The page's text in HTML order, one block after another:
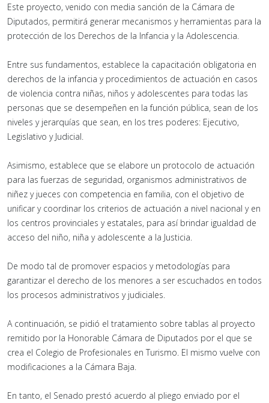
Este proyecto, venido con media sanción de la Cámara de
Diputados, permitirá generar mecanismos y herramientas para la
protección de los Derechos de la Infancia y la Adolescencia.
Entre sus fundamentos, establece la capacitación obligatoria en
derechos de la infancia y procedimientos de actuación en casos
de violencia contra niñas, niños y adolescentes para todas las
personas que se desempeñen en la función pública, sean de los
niveles y jerarquías que sean, en los tres poderes: Ejecutivo,
Legislativo y Judicial.
Asimismo, establece que se elabore un protocolo de actuación
para las fuerzas de seguridad, organismos administrativos de
niñez y jueces con competencia en familia, con el objetivo de
unificar y coordinar los criterios de actuación a nivel nacional y en
los centros provinciales y estatales, para así brindar igualdad de
acceso del niño, niña y adolescente a la Justicia.
De modo tal de promover espacios y metodologías para
garantizar el derecho de los menores a ser escuchados en todos
los procesos administrativos y judiciales.
A continuación, se pidió el tratamiento sobre tablas al proyecto
remitido por la Honorable Cámara de Diputados por el que se
crea el Colegio de Profesionales en Turismo. El mismo vuelve con
modificaciones a la Cámara Baja.
En tanto, el Senado prestó acuerdo al pliego enviado por el